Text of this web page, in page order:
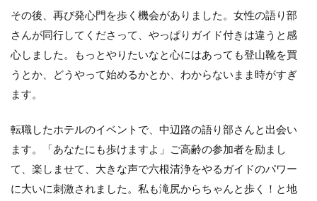
その後、再び発心門を歩く機会がありました。女性の語り部
さんが同行してくださって、やっぱりガイド付きは違うと感
心しました。もっとやりたいなと心にはあっても登山靴を買
うとか、どうやって始めるかとか、わからないまま時がすぎ
ます。
転職したホテルのイベントで、中辺路の語り部さんと出会い
ます。「あなたにも歩けますよ」ご高齢の参加者を励まし
て、楽しませて、大きな声で六根清浄をやるガイドのパワー
に大いに刺激されました。私も滝尻からちゃんと歩く！と地